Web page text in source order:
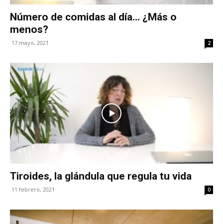
Número de comidas al día… ¿Más o
menos?
17 mayo, 2021 2
Tiroides, la glándula que regula tu vida
11 febrero, 2021 0